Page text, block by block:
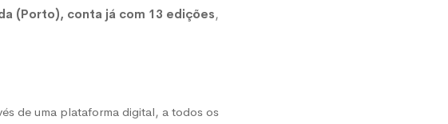
(Porto), conta já com 13 edições,
de uma plataforma digital, a todos os